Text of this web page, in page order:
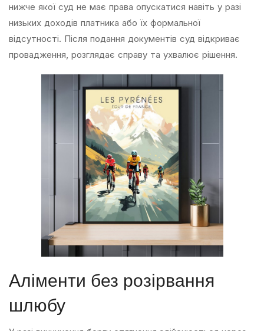
нижче якої суд не має права опускатися навіть у разі
низьких доходів платника або їх формальної
відсутності. Після подання документів суд відкриває
провадження, розглядає справу та ухвалює рішення.
Аліменти без розірвання
шлюбу